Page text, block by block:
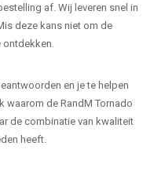
af. Wij leveren snel in
deze kans niet om de
en je te helpen
waarom de RandM Tornado
de combinatie van kwaliteit
heeft.